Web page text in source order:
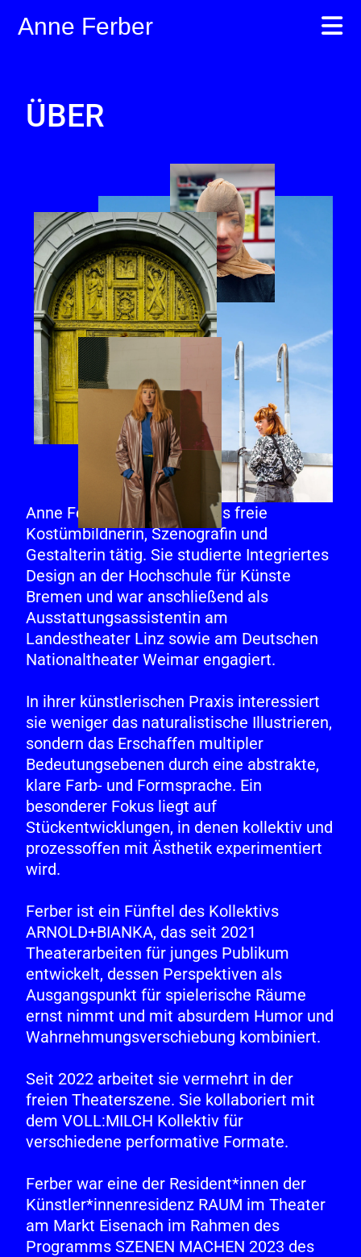
Anne Ferber
ÜBER
Anne Ferber ist seit 2019 als freie
Kostümbildnerin, Szenografin und
Gestalterin tätig. Sie studierte Integriertes
Design an der Hochschule für Künste
Bremen und war anschließend als
Ausstattungsassistentin am
Landestheater Linz sowie am Deutschen
Nationaltheater Weimar engagiert.
In ihrer künstlerischen Praxis interessiert
sie weniger das naturalistische Illustrieren,
sondern das Erschaffen multipler
Bedeutungsebenen durch eine abstrakte,
klare Farb- und Formsprache. Ein
besonderer Fokus liegt auf
Stückentwicklungen, in denen kollektiv und
prozessoffen mit Ästhetik experimentiert
wird.
Ferber ist ein Fünftel des Kollektivs
ARNOLD+BIANKA, das seit 2021
Theaterarbeiten für junges Publikum
entwickelt, dessen Perspektiven als
Ausgangspunkt für spielerische Räume
ernst nimmt und mit absurdem Humor und
Wahrnehmungsverschiebung kombiniert.
Seit 2022 arbeitet sie vermehrt in der
freien Theaterszene. Sie kollaboriert mit
demVOLL:MILCH Kollektiv für
verschiedene performative Formate.
Ferber war eine der Resident*innen der
Künstler*innenresidenz RAUM im Theater
am Markt Eisenach im Rahmen des
Programms SZENEN MACHEN 2023 des